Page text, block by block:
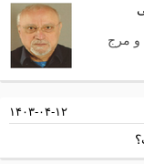
و مرج
۱۴۰۳-۰۴-۱۲